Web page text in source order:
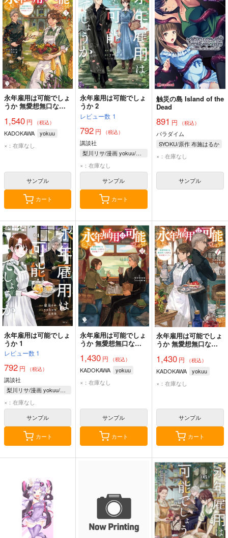
永年雇用は可能でしょ
うか 無愛想無口な魔
ライフ 3
1,540 円 （税込）
KADOKAWA
yokuu
×：在庫なし
サンプル
カート
永年雇用は可能でしょ
うか 2
レビュー数 1
792 円 （税込）
講談社
梨川リサ/漫画 yokuu/原作 烏羽雨/キャラクター原案
×：在庫なし
サンプル
カート
触災の島 Island of the
Dead
891 円 （税込）
パラダイム
SYOKU/原作 布施はるか
×：在庫なし
サンプル
永年雇用は可能でしょ
うか 1
レビュー数 1
792 円 （税込）
講談社
梨川リサ/漫画 yokuu/原作 烏羽雨/キャラクター原案
×：在庫なし
サンプル
カート
永年雇用は可能でしょ
うか 無愛想無口な魔
ライフ 2
1,430 円 （税込）
KADOKAWA
yokuu
×：在庫なし
サンプル
カート
永年雇用は可能でしょ
うか 無愛想無口な魔
ライフ 1
1,430円 （税込）
KADOKAWA
yokuu
×：在庫なし
サンプル
カート